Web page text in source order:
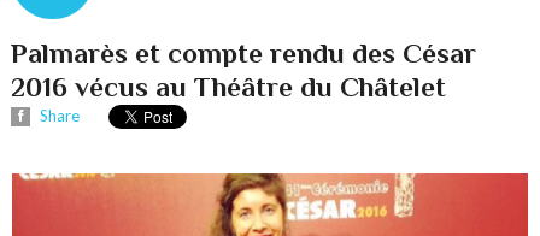
Palmarès et compte rendu des César
2016 vécus au Théâtre du Châtelet
Share